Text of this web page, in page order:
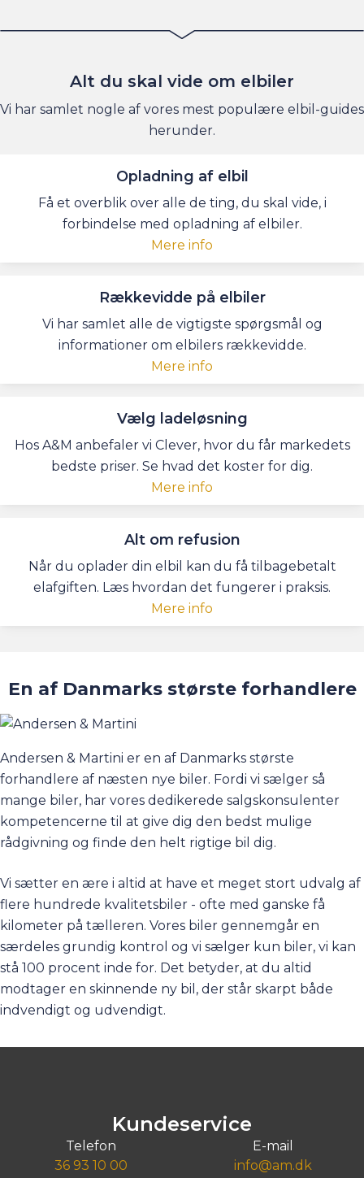
Alt du skal vide om elbiler
Vi har samlet nogle af vores mest populære elbil-guides
herunder.
Opladning af elbil
Få et overblik over alle de ting, du skal vide, i
forbindelse med opladning af elbiler.
Mere info
Rækkevidde på elbiler
Vi har samlet alle de vigtigste spørgsmål og
informationer om elbilers rækkevidde.
Mere info
Vælg ladeløsning
Hos A&M anbefaler vi Clever, hvor du får markedets
bedste priser. Se hvad det koster for dig.
Mere info
Alt om refusion
Når du oplader din elbil kan du få tilbagebetalt
elafgiften. Læs hvordan det fungerer i praksis.
Mere info
En af Danmarks største forhandlere
Andersen & Martini er en af Danmarks største
forhandlere af næsten nye biler. Fordi vi sælger så
mange biler, har vores dedikerede salgskonsulenter
kompetencerne til at give dig den bedst mulige
rådgivning og finde den helt rigtige bil dig.
Vi sætter en ære i altid at have et meget stort udvalg af
flere hundrede kvalitetsbiler - ofte med ganske få
kilometer på tælleren. Vores biler gennemgår en
særdeles grundig kontrol og vi sælger kun biler, vi kan
stå 100 procent inde for. Det betyder, at du altid
modtager en skinnende ny bil, der står skarpt både
indvendigt og udvendigt.
Kundeservice
Telefon
36 93 10 00
E-mail
info@am.dk